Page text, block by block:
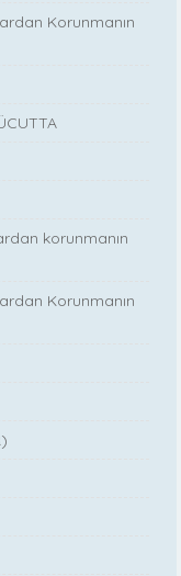
Korunmanın
korunmanın
Korunmanın